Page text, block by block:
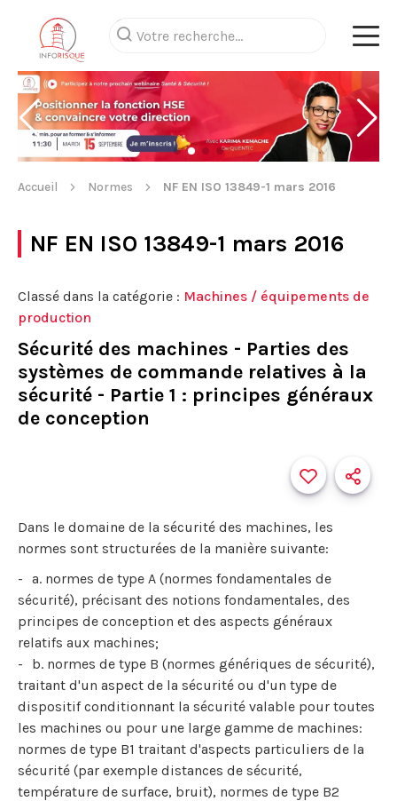
Accueil Normes NF EN ISO 13849-1 mars 2016
NF EN ISO 13849-1 mars 2016
Classé dans la catégorie : Machines / équipements de
production
Sécurité des machines - Parties des
systèmes de commande relatives à la
sécurité - Partie 1 : principes généraux
de conception
Dans le domaine de la sécurité des machines, les
normes sont structurées de la manière suivante:
a. normes de type A (normes fondamentales de
sécurité), précisant des notions fondamentales, des
principes de conception et des aspects généraux
relatifs aux machines;
b. normes de type B (normes génériques de sécurité),
traitant d'un aspect de la sécurité ou d'un type de
dispositif conditionnant la sécurité valable pour toutes
les machines ou pour une large gamme de machines:
normes de type B1 traitant d'aspects particuliers de la
sécurité (par exemple distances de sécurité,
température de surface, bruit), normes de type B2